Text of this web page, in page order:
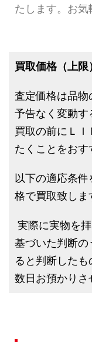
たします。お気
買取価格（上限
査定価格は品物
予告なく変動
買取の前にＬ
たくことをおす
以下の適応条
格で買取致しま
実際に実物を
基づいた判断の
ると判断したも
数日お預かりさ